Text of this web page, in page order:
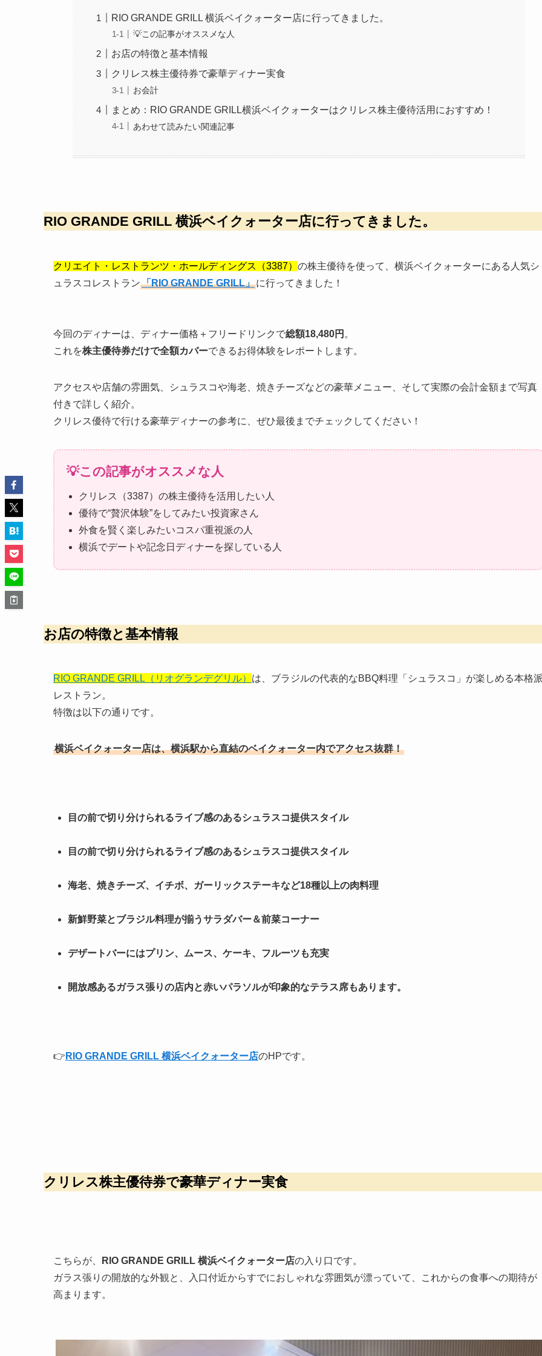
RIO GRANDE GRILL 横浜ベイクォーター店に行ってきました。
💡この記事がオススメな人
お店の特徴と基本情報
クリレス株主優待券で豪華ディナー実食
お会計
まとめ：RIO GRANDE GRILL横浜ベイクォーターはクリレス株主優待活用におすすめ！
あわせて読みたい関連記事
RIO GRANDE GRILL 横浜ベイクォーター店に行ってきました。
クリエイト・レストランツ・ホールディングス（3387） の株主優待を使って、横浜ベイクォーターにある人気シ
ュラスコレストラン「RIO GRANDE GRILL」に行ってきました！
今回のディナーは、ディナー価格＋フリードリンクで総額18,480円 。
これを株主優待券だけで全額カバーできるお得体験をレポートします。
アクセスや店舗の雰囲気、シュラスコや海老、焼きチーズなどの豪華メニュー、そして実際の会計金額まで写真
付きで詳しく紹介。
クリレス優待で行ける豪華ディナーの参考に、ぜひ最後までチェックしてください！
💡この記事がオススメな人
クリレス（3387）の株主優待を活用したい人
優待で“贅沢体験”をしてみたい投資家さん
外食を賢く楽しみたいコスパ重視派の人
横浜でデートや記念日ディナーを探している人
お店の特徴と基本情報
RIO GRANDE GRILL（リオグランデグリル） は、ブラジルの代表的なBBQ料理「シュラスコ」が楽しめる本格
レストラン。
特徴は以下の通りです。
横浜ベイクォーター店は、横浜駅から直結のベイクォーター内でアクセス抜群！
目の前で切り分けられるライブ感のあるシュラスコ提供スタイル
目の前で切り分けられるライブ感のあるシュラスコ提供スタイル
海老、焼きチーズ、イチボ、ガーリックステーキなど18種以上の肉料理
新鮮野菜とブラジル料理が揃うサラダバー＆前菜コーナー
デザートバーにはプリン、ムース、ケーキ、フルーツも充実
開放感あるガラス張りの店内と赤いパラソルが印象的なテラス席もあります。
👉 RIO GRANDE GRILL 横浜ベイクォーター店のHPです。
クリレス株主優待券で豪華ディナー実食
こちらが、 RIO GRANDE GRILL 横浜ベイクォーター店の入り口です。
ガラス張りの開放的な外観と、入口付近からすでにおしゃれな雰囲気が漂っていて、これからの食事への期待が
高まります。